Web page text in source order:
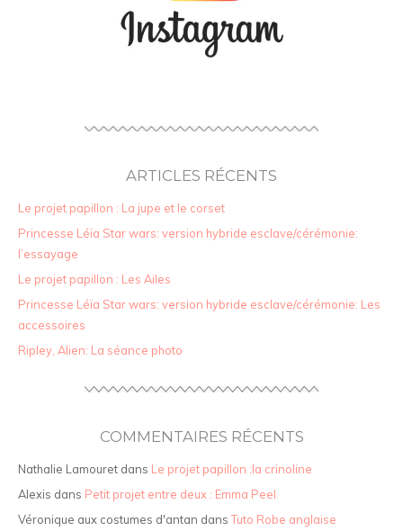
ARTICLES RÉCENTS
Le projet papillon : La jupe et le corset
Princesse Léïa Star wars: version hybride esclave/cérémonie:
l’essayage
Le projet papillon : Les Ailes
Princesse Léïa Star wars: version hybride esclave/cérémonie: Les
accessoires
Ripley, Alien: La séance photo
COMMENTAIRES RÉCENTS
Nathalie Lamouret dans Le projet papillon :la crinoline
Alexis dans Petit projet entre deux : Emma Peel
Véronique aux costumes d'antan dansTuto Robe anglaise